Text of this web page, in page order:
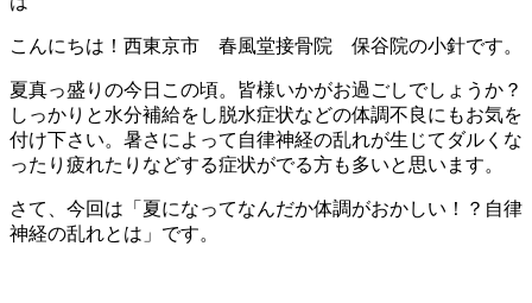
こんにちは！西東京市 春風堂接骨院 保谷院の小針です。
夏真っ盛りの今日この頃。皆様いかがお過ごしでしょうか？
しっかりと水分補給をし脱水症状などの体調不良にもお気を
付け下さい。暑さによって自律神経の乱れが生じてダルくな
ったり疲れたりなどする症状がでる方も多いと思います。
さて、今回は「夏になってなんだか体調がおかしい！？自律
神経の乱れとは」です。